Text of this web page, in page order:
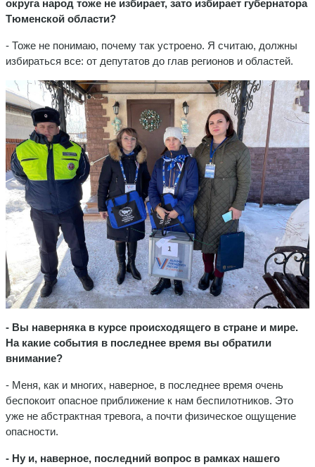
округа народ тоже не избирает, зато избирает губернатора
Тюменской области?
- Тоже не понимаю, почему так устроено. Я считаю, должны
избираться все: от депутатов до глав регионов и областей.
- Вы наверняка в курсе происходящего в стране и мире.
На какие события в последнее время вы обратили
внимание?
- Меня, как и многих, наверное, в последнее время очень
беспокоит опасное приближение к нам беспилотников. Это
уже не абстрактная тревога, а почти физическое ощущение
опасности.
- Ну и, наверное, последний вопрос в рамках нашего